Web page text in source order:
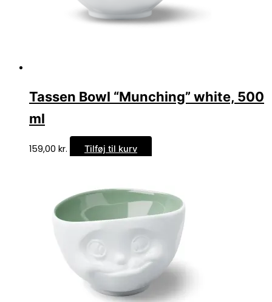
Tassen Bowl “Munching” white, 500
ml
159,00 kr. Tilføj til kurv